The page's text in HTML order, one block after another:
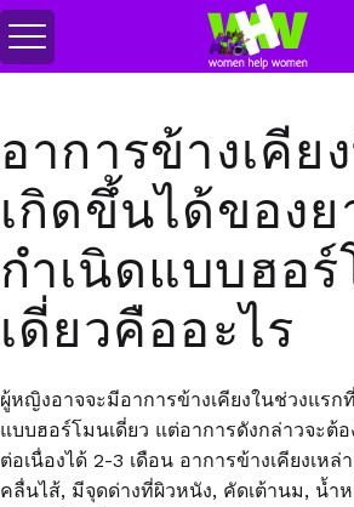
สลับ
เมนู
อาการข้างเคีย
เกิดขึ้นได้ของ
กำเนิดแบบฮอ
เดี่ยวคืออะไร
ผู้หญิงอาจจะมีอาการข้างเคียงในช่วงแรก
แบบฮอร์โมนเดี่ยว แต่อาการดังกล่าวจะต้
ต่อเนื่องได้ 2-3 เดือน อาการข้างเคียงเหล่
คลื่นไส้, มีจุดด่างที่ผิวหนัง, คัดเต้านม, น้ำ